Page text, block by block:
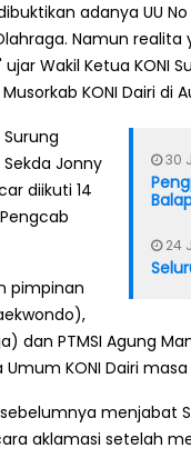
adanya UU
Namun
Wakil Ketua KONI
KONI Dairi di
30
24
Jonny
diikuti 14
pimpinan
dan PTMSI Agung
KONI Dairi
menjabat
aklamasi setelah